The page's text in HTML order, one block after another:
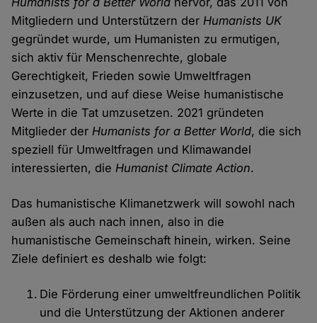
Mitgliedern und Unterstützern derHumanists UK
gegründet wurde, um Humanisten zu ermutigen,
sich aktiv für Menschenrechte, globale
Gerechtigkeit, Frieden sowie Umweltfragen
einzusetzen, und auf diese Weise humanistische
Werte in die Tat umzusetzen. 2021 gründeten
Mitglieder derHumanists for a Better World, die sich
speziell für Umweltfragen und Klimawandel
interessierten, dieHumanist Climate Action.
Das humanistische Klimanetzwerk will sowohl nach
außen als auch nach innen, also in die
humanistische Gemeinschaft hinein, wirken. Seine
Ziele definiert es deshalb wie folgt:
Die Förderung einer umweltfreundlichen Politik
und die Unterstützung der Aktionen anderer